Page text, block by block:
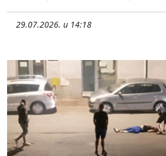
29.07.2026. u 14:18